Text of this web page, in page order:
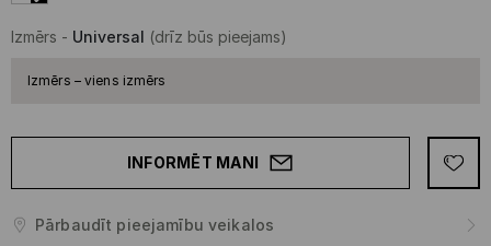
Izmērs - Universal (drīz būs pieejams)
Izmērs – viens izmērs
INFORMĒT MANI
Pārbaudīt pieejamību veikalos